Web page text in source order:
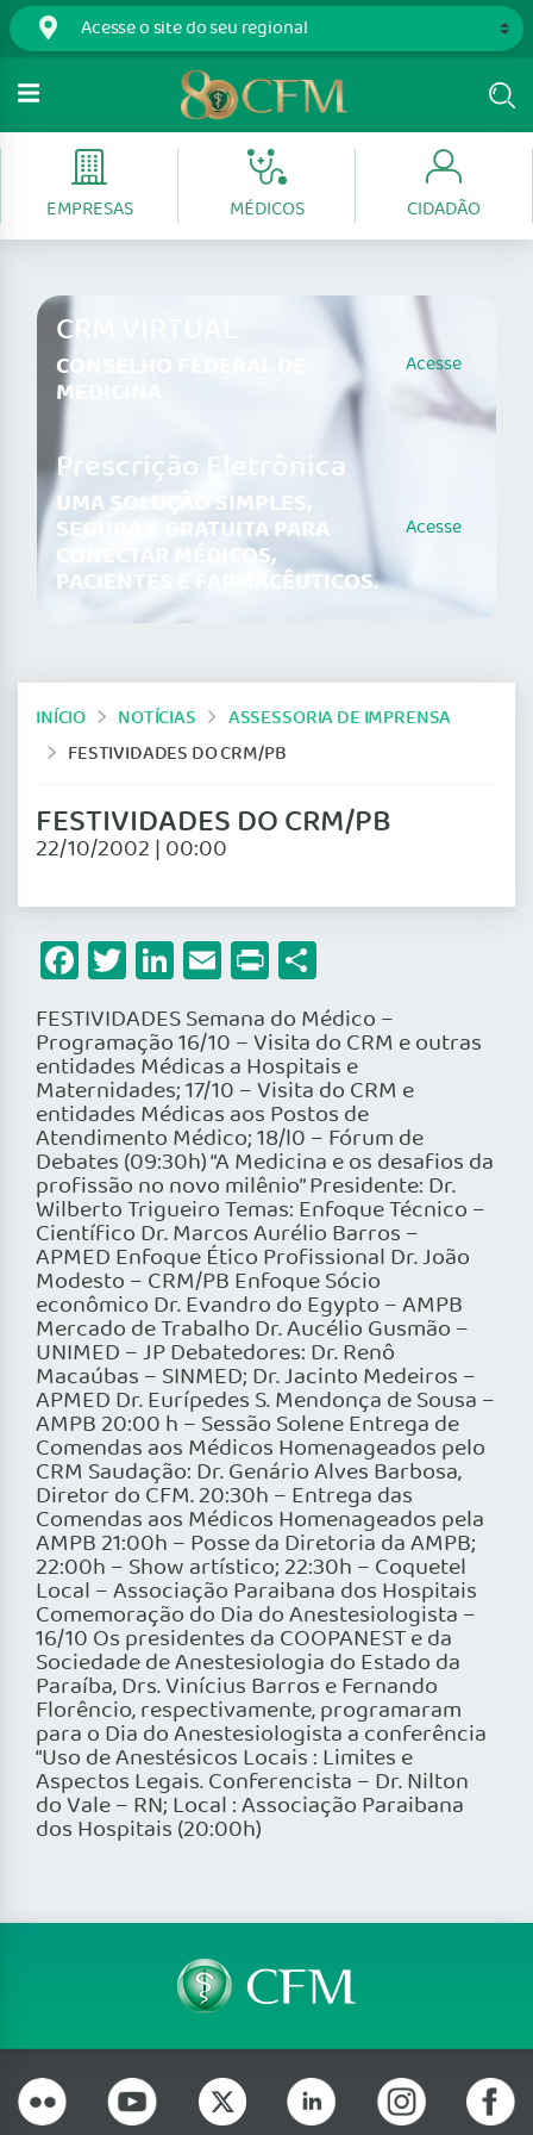
EMPRESAS MÉDICOS CIDADÃO
CRM VIRTUAL
CONSELHO FEDERAL DE
MEDICINA
Acesse
Prescrição Eletrônica
UMA SOLUÇÃO SIMPLES,
SEGURA E GRATUITA PARA
CONECTAR MÉDICOS,
PACIENTES E FARMACÊUTICOS.
Acesse
INÍCIO NOTÍCIAS
ASSESSORIA DE IMPRENSA
FESTIVIDADES DO CRM/PB
FESTIVIDADES DO CRM/PB
22/10/2002 | 00:00
Facebook
Twitter
LinkedIn
Email
Print
FESTIVIDADES Semana do Médico –
Programação 16/10 – Visita do CRM e outras
entidades Médicas a Hospitais e
Maternidades; 17/10 – Visita do CRM e
entidades Médicas aos Postos de
Atendimento Médico; 18/l0 – Fórum de
Debates (09:30h) “A Medicina e os desafios da
profissão no novo milênio” Presidente: Dr.
Wilberto Trigueiro Temas: Enfoque Técnico –
Científico Dr. Marcos Aurélio Barros –
APMED Enfoque Ético Profissional Dr. João
Modesto – CRM/PB Enfoque Sócio
econômico Dr. Evandro do Egypto – AMPB
Mercado de Trabalho Dr. Aucélio Gusmão –
UNIMED – JP Debatedores: Dr. Renô
Macaúbas – SINMED; Dr. Jacinto Medeiros –
APMED Dr. Eurípedes S. Mendonça de Sousa –
AMPB 20:00 h – Sessão Solene Entrega de
Comendas aos Médicos Homenageados pelo
CRM Saudação: Dr. Genário Alves Barbosa,
Diretor do CFM. 20:30h – Entrega das
Comendas aos Médicos Homenageados pela
AMPB 21:00h – Posse da Diretoria da AMPB;
22:00h – Show artístico; 22:30h – Coquetel
Local – Associação Paraibana dos Hospitais
Comemoração do Dia do Anestesiologista –
16/10 Os presidentes da COOPANEST e da
Sociedade de Anestesiologia do Estado da
Paraíba, Drs. Vinícius Barros e Fernando
Florêncio, respectivamente, programaram
para o Dia do Anestesiologista a conferência
“Uso de Anestésicos Locais : Limites e
Aspectos Legais. Conferencista – Dr. Nilton
do Vale – RN; Local : Associação Paraibana
dos Hospitais (20:00h)